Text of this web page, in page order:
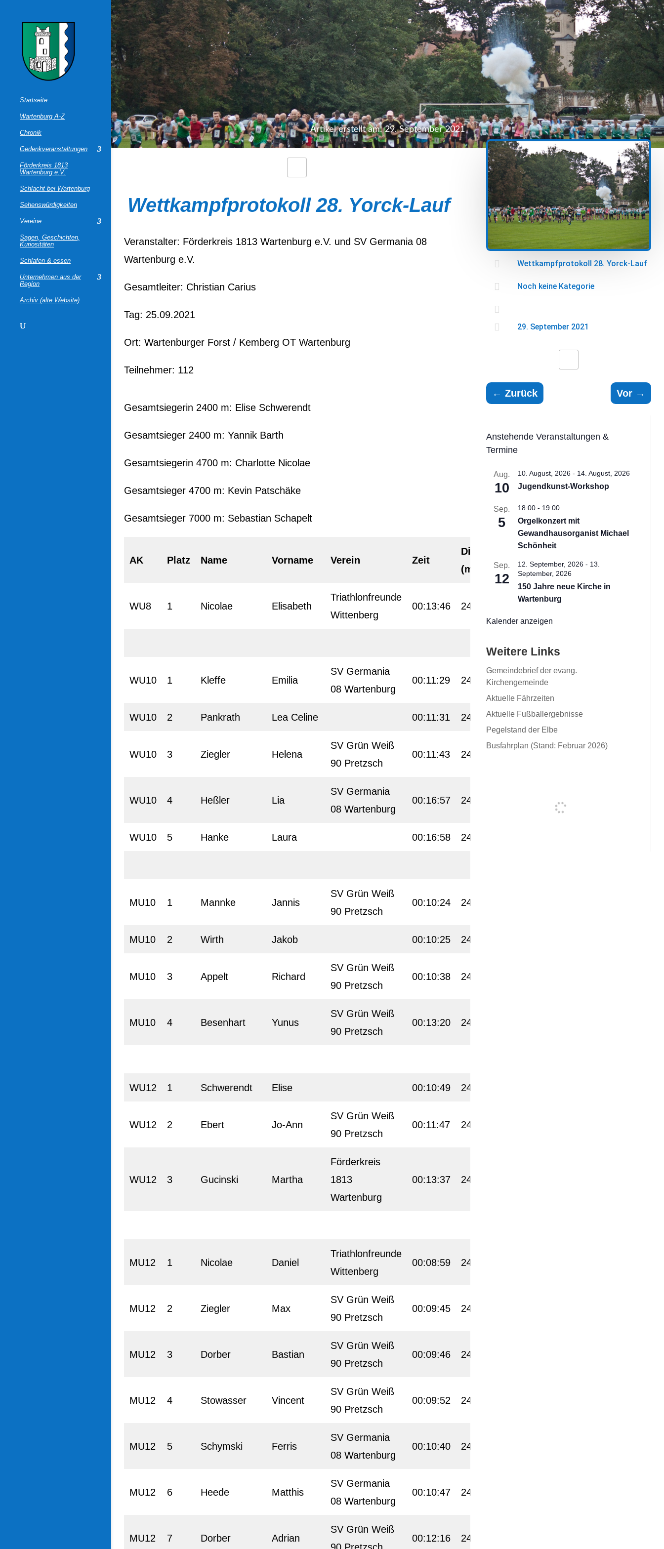
Startseite
Wartenburg A-Z
Chronik
Gedenkveranstaltungen
Förderkreis 1813
Wartenburg e.V.
Schlacht bei Wartenburg
Sehenswürdigkeiten
Vereine
Sagen, Geschichten,
Kuriositäten
Schlafen & essen
Unternehmen aus der
Region
Archiv (alte Website)
Artikel erstellt am: 29. September 2021
Wettkampfprotokoll 28. Yorck-Lauf
Veranstalter: Förderkreis 1813 Wartenburg e.V. und SV Germania 08
Wartenburg e.V.
Gesamtleiter: Christian Carius
Tag: 25.09.2021
Ort: Wartenburger Forst / Kemberg OT Wartenburg
Teilnehmer: 112
Gesamtsiegerin 2400 m: Elise Schwerendt
Gesamtsieger 2400 m: Yannik Barth
Gesamtsiegerin 4700 m: Charlotte Nicolae
Gesamtsieger 4700 m: Kevin Patschäke
Gesamtsieger 7000 m: Sebastian Schapelt
AK Platz Name Vorname Verein Zeit
Distanz
(m)
WU8 1 Nicolae Elisabeth
Triathlonfreunde
Wittenberg
00:13:46 2400
WU10 1 Kleffe Emilia
SV Germania
08 Wartenburg
00:11:29 2400
WU10 2 Pankrath Lea Celine 00:11:31 2400
WU10 3 Ziegler Helena
SV Grün Weiß
90 Pretzsch
00:11:43 2400
WU10 4 Heßler Lia
SV Germania
08 Wartenburg
00:16:57 2400
WU10 5 Hanke Laura 00:16:58 2400
MU10 1 Mannke Jannis
SV Grün Weiß
90 Pretzsch
00:10:24 2400
MU10 2 Wirth Jakob 00:10:25 2400
MU10 3 Appelt Richard
SV Grün Weiß
90 Pretzsch
00:10:38 2400
MU10 4 Besenhart Yunus
SV Grün Weiß
90 Pretzsch
00:13:20 2400
WU12 1 Schwerendt Elise 00:10:49 2400
WU12 2 Ebert Jo-Ann
SV Grün Weiß
90 Pretzsch
00:11:47 2400
WU12 3 Gucinski Martha
Förderkreis
1813
Wartenburg
00:13:37 2400
MU12 1 Nicolae Daniel
Triathlonfreunde
Wittenberg
00:08:59 2400
MU12 2 Ziegler Max
SV Grün Weiß
90 Pretzsch
00:09:45 2400
MU12 3 Dorber Bastian
SV Grün Weiß
90 Pretzsch
00:09:46 2400
MU12 4 Stowasser Vincent
SV Grün Weiß
90 Pretzsch
00:09:52 2400
MU12 5 Schymski Ferris
SV Germania
08 Wartenburg
00:10:40 2400
MU12 6 Heede Matthis
SV Germania
08 Wartenburg
00:10:47 2400
MU12 7 Dorber Adrian
SV Grün Weiß
00:12:16 2400
 Wettkampfprotokoll 28. Yorck-Lauf
 Noch keine Kategorie


29. September 2021
← Zurück Vor→
Anstehende Veranstaltungen &
Termine
Aug.
10
10. August, 2026- 14. August, 2026
Jugendkunst-Workshop
Sep.
5
18:00- 19:00
Orgelkonzert mit
Gewandhausorganist Michael
Schönheit
Sep.
12
12. September, 2026- 13.
September, 2026
150 Jahre neue Kirche in
Wartenburg
Kalender anzeigen
Weitere Links
Gemeindebrief der evang.
Kirchengemeinde
Aktuelle Fährzeiten
Aktuelle Fußballergebnisse
Pegelstand der Elbe
Busfahrplan (Stand: Februar 2026)